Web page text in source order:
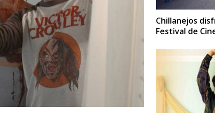
Chillanejos
Festival de